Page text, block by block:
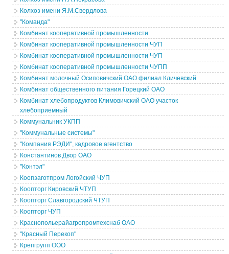
Колхоз имени Я.М.Свердлова
"Команда"
Комбинат кооперативной промышленности
Комбинат кооперативной промышленности ЧУП
Комбинат кооперативной промышленности ЧУП
Комбинат кооперативной промышленности ЧУПП
Комбинат молочный Осиповичский ОАО филиал Кличевский
Комбинат общественного питания Горецкий ОАО
Комбинат хлебопродуктов Климовичский ОАО участок
хлебоприемный
Коммунальник УКПП
"Коммунальные системы"
"Компания РЭДИ", кадровое агентство
Константинов Двор ОАО
"Контэл"
Коопзаготпром Логойский ЧУП
Коопторг Кировский ЧТУП
Коопторг Славгородский ЧТУП
Коопторг ЧУП
Краснопольерайагропромтехснаб ОАО
"Красный Перекоп"
Крепгрупп ООО